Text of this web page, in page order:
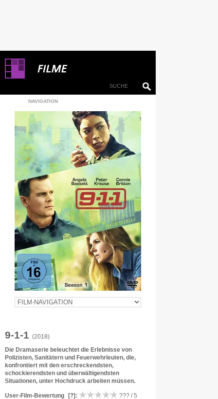
NAVIGATION
9-1-1 (2018)
Die Dramaserie beleuchtet die Erlebnisse von
Polizisten, Sanitätern und Feuerwehrleuten, die,
konfrontiert mit den erschreckendsten,
schockierendsten und überwältigendsten
Situationen, unter Hochdruck arbeiten müssen.
User-Film-Bewertung [?] : ??? / 5